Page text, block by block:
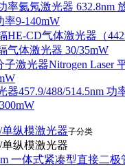
率氦氖激光器 632.8nm
率9-140mW
HE-CD气体激光器（
气体激光器 30/35mW
子激光器Nitrogen Laser
器457.9/488/514.5nm 功
单纵模激光器子分类
单纵模激光器
一体式紧凑型直接二极